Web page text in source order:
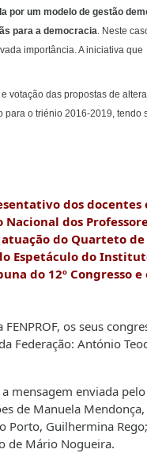
por um modelo de gestão
para a democracia. Neste
importância. A iniciativa que
votação das propostas de
para o triénio 2016-2019, tendo
dos docentes
dos
atuação do Quarteto de
Espetáculo do
do 12º Congresso e
os seus
Federação: António
mensagem enviada pelo
de Manuela Mendonça,
Porto, Guilhermina
de Mário Nogueira.